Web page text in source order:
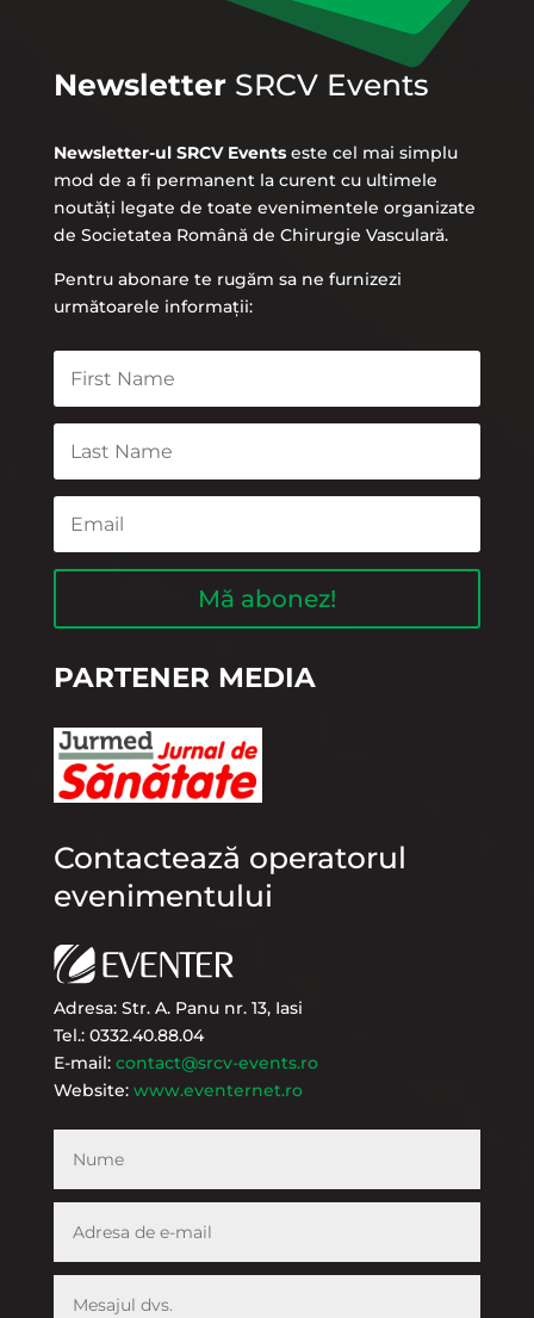
NewsletterSRCV Events
Newsletter-ul SRCV Eventseste cel mai simplu
mod de a fi permanent la curent cu ultimele
noutăți legate de toate evenimentele organizate
de Societatea Română de Chirurgie Vasculară.
Pentru abonare te rugăm sa ne furnizezi
următoarele informații:
Mă abonez!
PARTENER MEDIA
Contactează operatorul
evenimentului
Adresa: Str. A. Panu nr. 13, Iasi
Tel.: 0332.40.88.04
E-mail: contact@srcv-events.ro
Website: www.eventernet.ro